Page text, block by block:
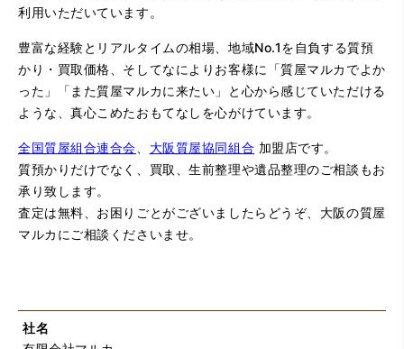
利用いただいています。
豊富な経験とリアルタイムの相場、地域No.1を自負する質預
かり・買取価格、そしてなによりお客様に「質屋マルカでよか
った」「また質屋マルカに来たい」と心から感じていただける
ような、真心こめたおもてなしを心がけています。
全国質屋組合連合会 大阪質屋協同組合 加盟店です。
質預かりだけでなく、買取、生前整理や遺品整理のご相談もお
承り致します。
査定は無料、お困りごとがございましたらどうぞ、大阪の質屋
マルカにご相談くださいませ。
社名